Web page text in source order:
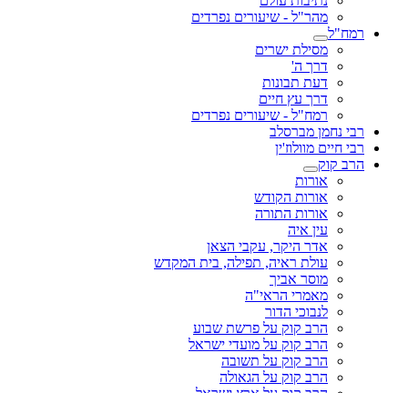
מהר"ל - שיעורים נפרדים
רמח"ל
מסילת ישרים
דרך ה'
דעת תבונות
דרך עץ חיים
רמח"ל - שיעורים נפרדים
רבי נחמן מברסלב
רבי חיים מוולוז'ין
הרב קוק
אורות
אורות הקודש
אורות התורה
עין איה
אדר היקר, עקבי הצאן
עולת ראיה, תפילה, בית המקדש
מוסר אביך
מאמרי הראי"ה
לנבוכי הדור
הרב קוק על פרשת שבוע
הרב קוק על מועדי ישראל
הרב קוק על תשובה
הרב קוק על הגאולה